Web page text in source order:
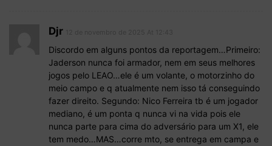
Djr
Discordo em alguns pontos da reportagem…Primeiro:
Jaderson nunca foi armador, nem em seus melhores
jogos pelo LEAO…ele é um volante, o motorzinho do
meio campo e q atualmente nem isso tá conseguindo
fazer direito. Segundo: Nico Ferreira tb é um jogador
mediano, é um ponta q nunca vi na vida pois ele
nunca parte para cima do adversário para um X1, ele
tem medo…MAS…corre mto, se entrega em campa e